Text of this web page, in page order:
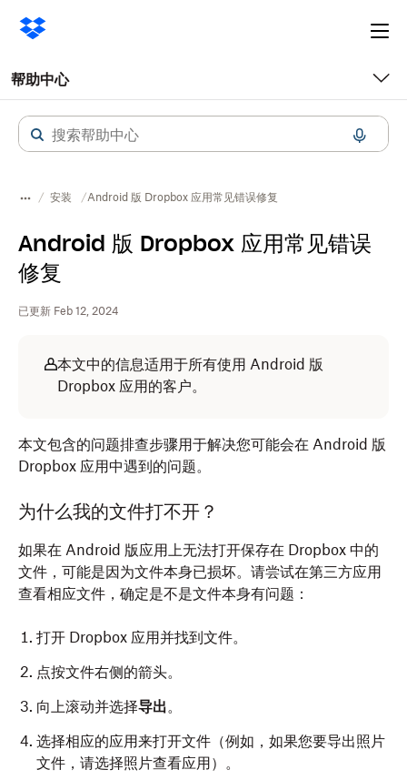
帮助中心
安装 Android 版 Dropbox 应用常见错误修复
Android 版 Dropbox 应用常见错误
修复
已更新 Feb 12, 2024
本文中的信息适用于所有使用 Android 版
Dropbox 应用的客户。
本文包含的问题排查步骤用于解决您可能会在 Android 版
Dropbox 应用中遇到的问题。
为什么我的文件打不开？
如果在 Android 版应用上无法打开保存在 Dropbox 中的
文件，可能是因为文件本身已损坏。请尝试在第三方应用
查看相应文件，确定是不是文件本身有问题：
打开 Dropbox 应用并找到文件。
点按文件右侧的箭头。
向上滚动并选择导出。
选择相应的应用来打开文件（例如，如果您要导出照片
文件，请选择照片查看应用）。